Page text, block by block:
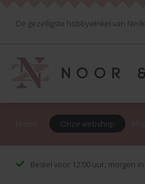
De gezelligste hobbywinkel van
Onze webshop
Bestel voor 12:00 uur, morgen